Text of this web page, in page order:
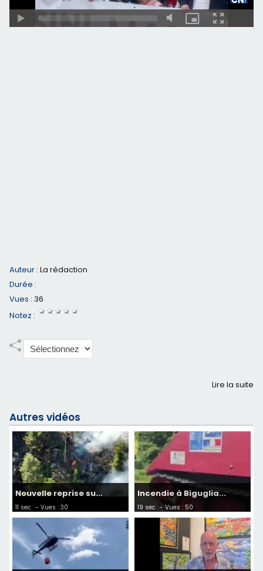
Auteur : La rédaction
Durée :
Vues : 36
Notez :
Lire la suite
Autres vidéos
Nouvelle reprise su...
11 sec - Vues : 30
Incendie à Biguglia...
19 sec - Vues : 50